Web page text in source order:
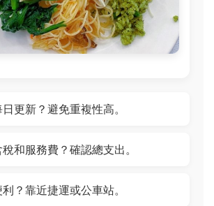
更新？避免重複性高。
和服務費？確認總支出。
？靠近捷運或公車站。